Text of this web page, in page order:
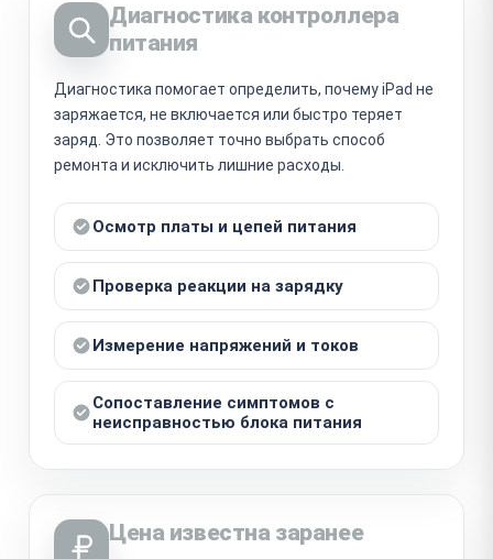
Диагностика контроллера
питания
Диагностика помогает определить, почему iPad не
заряжается, не включается или быстро теряет
заряд. Это позволяет точно выбрать способ
ремонта и исключить лишние расходы.
Осмотр платы и цепей питания
Проверка реакции на зарядку
Измерение напряжений и токов
Сопоставление симптомов с
неисправностью блока питания
Цена известна заранее